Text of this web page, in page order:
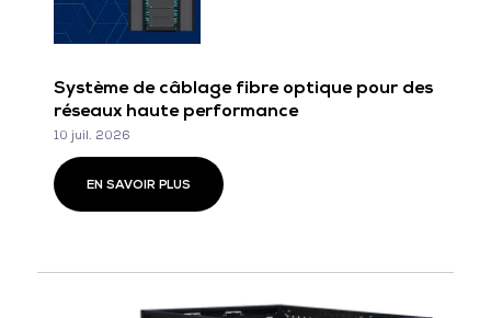
Système de câblage fibre optique pour des
réseaux haute performance
10 juil. 2026
EN SAVOIR PLUS